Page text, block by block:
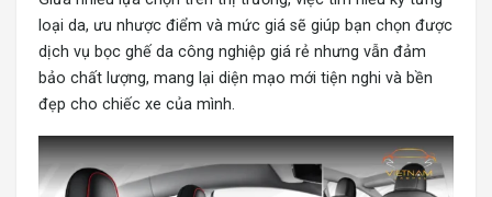
loại da, ưu nhược điểm và mức giá sẽ giúp bạn chọn được
dịch vụ bọc ghế da công nghiệp giá rẻ nhưng vẫn đảm
bảo chất lượng, mang lại diện mạo mới tiện nghi và bền
đẹp cho chiếc xe của mình.